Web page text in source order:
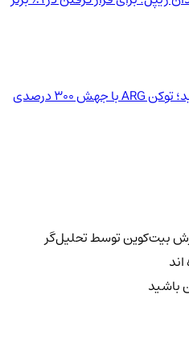
آرژانتین به نیمه‌نهایی رسید؛ توکن ARG با جهش ۳۰۰ درصدی
بیت‌کوین توسط تحلیل‌گر